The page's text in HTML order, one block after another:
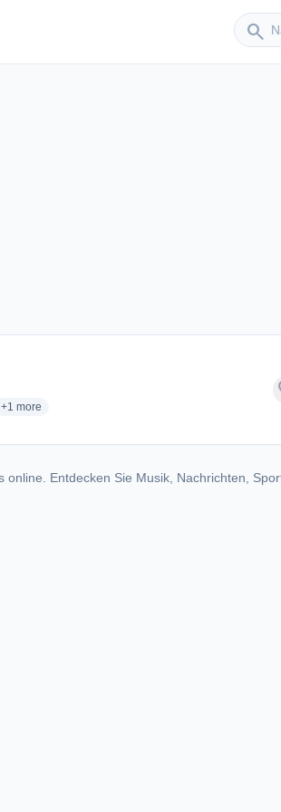
search
Sender
stations
+1 more genres for Virus FM
more
online. Entdecken Sie Musik, Nachrichten,